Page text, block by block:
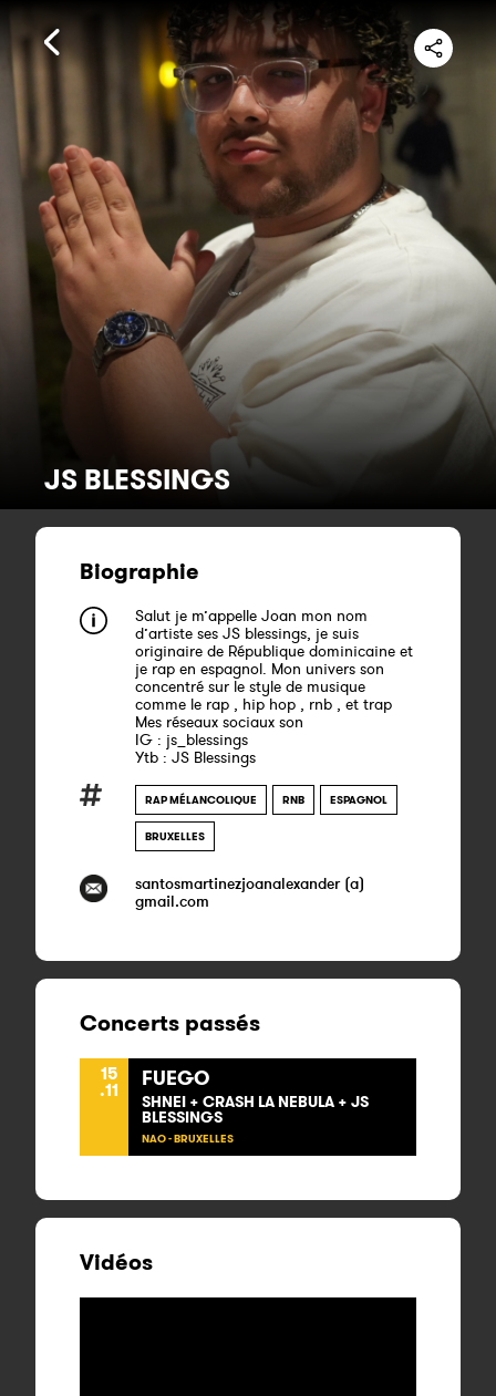
JS BLESSINGS
Biographie
Salut je m’appelle Joan mon nom
d’artiste ses JS blessings, je suis
originaire de République dominicaine et
je rap en espagnol. Mon univers son
concentré sur le style de musique
comme le rap , hip hop , rnb , et trap
Mes réseaux sociaux son
IG : js_blessings
Ytb : JS Blessings
RAP MÉLANCOLIQUE RNB ESPAGNOL
BRUXELLES
santosmartinezjoanalexander (a)
gmail.com
Concerts passés
15
.11 FUEGO
SHNEI + CRASH LA NEBULA + JS
BLESSINGS
NAO - BRUXELLES
Vidéos